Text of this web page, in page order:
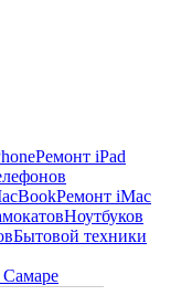
Ремонт iPad
Ремонт iMac
Ноутбуков
Бытовой техники